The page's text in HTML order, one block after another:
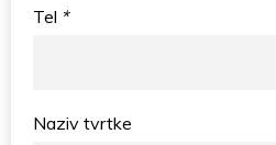
*
Tel
Naziv tvrtke